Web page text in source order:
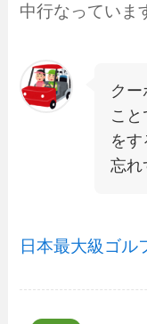
中行なっていま
ク
こ
をす
忘れ
日本最大級ゴル